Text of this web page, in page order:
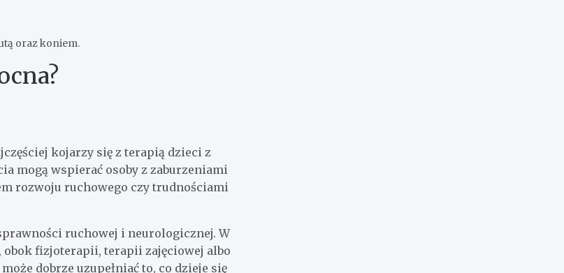
oraz koniem.
kojarzy się z terapią dzieci z
mogą wspierać osoby z zaburzeniami
rozwoju ruchowego czy trudnościami
ruchowej i neurologicznej. W
obok fizjoterapii, terapii zajęciowej albo
dobrze uzupełniać to, co dzieje się